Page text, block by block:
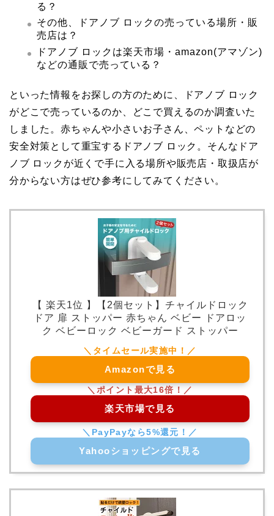
る？
その他、ドアノブ ロックの売っている場所・販
売店は？
ドアノブ ロックは楽天市場・amazon(アマゾン)
などの通販で売っている？
といった情報をお探しの方のために、ドアノブ ロック
がどこで売っているのか、どこで買えるのか調査いた
しました。赤ちゃんや小さいお子さん、ペットなどの
安全対策として重宝するドアノブ ロック。そんなドア
ノブ ロックが近くで手に入る場所や販売店・取扱店が
分からない方はぜひ参考にしてみてください。
【 楽天1位 】【2個セット】チャイルドロック
ドア 扉 ストッパー 赤ちゃん ベビー ドアロッ
ク ベビーロック ベビーガード ストッパー
Amazonで見る
楽天市場で見る
Yahooショッピングで見る